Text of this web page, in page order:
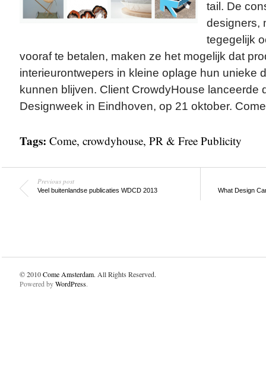
tail. De
designers,
tegegelijk
vooraf te betalen, maken ze het mogelijk dat
interieurontwepers in kleine oplage hun unieke
kunnen blijven. Client CrowdyHouse lanceerde
Designweek in Eindhoven, op 21 oktober.
Tags: Come, crowdyhouse, PR & Free Publicity
Previous post
Veel buitenlandse publicaties WDCD 2013 What Design
© 2010Come Amsterdam. All Rights Reserved.
Powered byWordPress.